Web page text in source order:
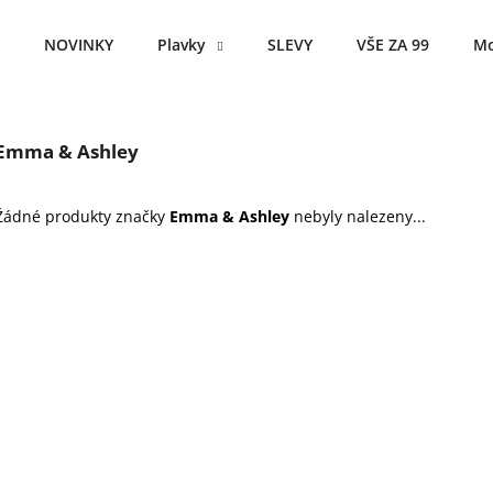
NOVINKY Plavky SLEVY VŠE ZA 99
& Ashley
produkty značky Emma & Ashley nebyly nalezeny...